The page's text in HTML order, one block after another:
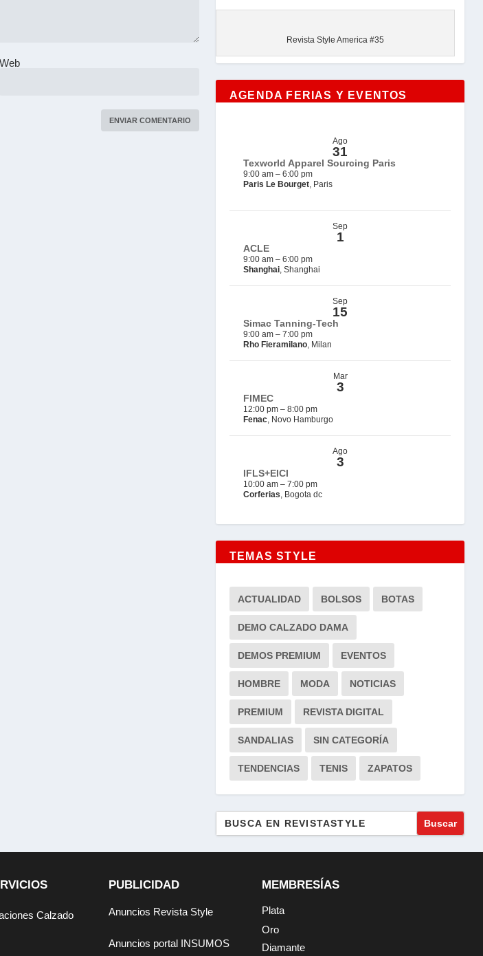
Web
Revista Style America #35
AGENDA FERIAS Y EVENTOS
Ago
31
Texworld Apparel Sourcing Paris
9:00 am – 6:00 pm
Paris Le Bourget, Paris
Sep
1
ACLE
9:00 am – 6:00 pm
Shanghai, Shanghai
Sep
15
Simac Tanning-Tech
9:00 am – 7:00 pm
Rho Fieramilano, Milan
Mar
3
FIMEC
12:00 pm – 8:00 pm
Fenac, Novo Hamburgo
Ago
3
IFLS+EICI
10:00 am – 7:00 pm
Corferias, Bogota dc
TEMAS STYLE
ACTUALIDAD BOLSOS BOTAS
DEMO CALZADO DAMA
DEMOS PREMIUM EVENTOS
HOMBRE MODA NOTICIAS
PREMIUM REVISTA DIGITAL
SANDALIAS SIN CATEGORÍA
TENDENCIAS TENIS ZAPATOS
Calzado
PUBLICIDAD
Anuncios Revista Style
Anuncios portal INSUMOS
MEMBRESÍAS
Plata
Oro
Diamante